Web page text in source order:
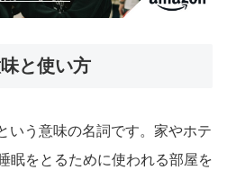
と使い方
いう意味の名詞です。家やホテ
眠をとるために使われる部屋を